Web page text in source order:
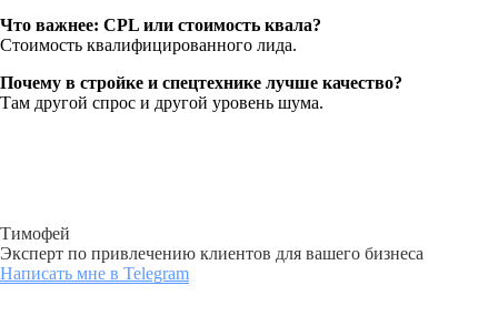
Что важнее: CPL или стоимость квала?
Стоимость квалифицированного лида.
Почему в стройке и спецтехнике лучше качество?
Там другой спрос и другой уровень шума.
Тимофей
Эксперт по привлечению клиентов для вашего бизнеса
Написать мне в Telegram